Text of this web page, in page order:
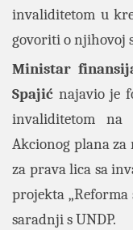
invaliditetom u
govoriti o njihovoj
Ministar
Spajić najavio je
invaliditetom na
Akcionog plana
za prava lica sa
projekta
saradnji s UNDP.